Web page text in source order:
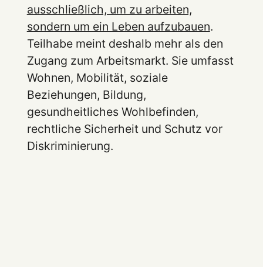
ausschließlich, um zu arbeiten,
sondern um ein Leben aufzubauen.
Teilhabe meint deshalb mehr als den
Zugang zum Arbeitsmarkt. Sie umfasst
Wohnen, Mobilität, soziale
Beziehungen, Bildung,
gesundheitliches Wohlbefinden,
rechtliche Sicherheit und Schutz vor
Diskriminierung.